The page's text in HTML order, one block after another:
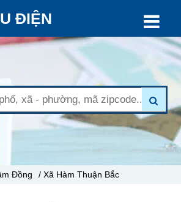
ĐIỆN
Đồng / Xã Hàm Thuận Bắc